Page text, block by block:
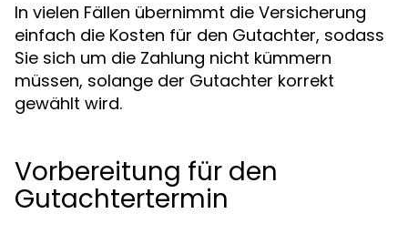
In vielen Fällen übernimmt die Versicherung
einfach die Kosten für den Gutachter, sodass
Sie sich um die Zahlung nicht kümmern
müssen, solange der Gutachter korrekt
gewählt wird.
Vorbereitung für den
Gutachtertermin